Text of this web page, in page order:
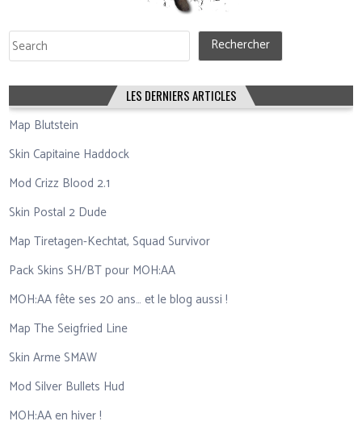
Rechercher Rechercher
LES DERNIERS ARTICLES
Map Blutstein
Skin Capitaine Haddock
Mod Crizz Blood 2.1
Skin Postal 2 Dude
Map Tiretagen-Kechtat, Squad Survivor
Pack Skins SH/BT pour MOH:AA
MOH:AA fête ses 20 ans… et le blog aussi !
Map The Seigfried Line
Skin Arme SMAW
Mod Silver Bullets Hud
MOH:AA en hiver !